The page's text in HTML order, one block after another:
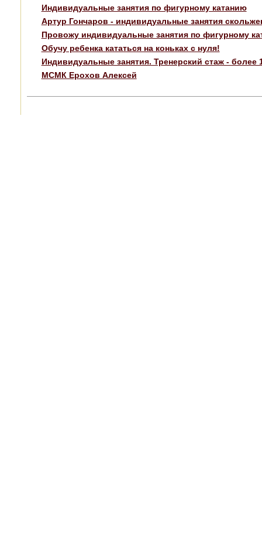
Индивидуальные занятия по фигурному катанию
Артур Гончаров - индивидуальные занятия
Провожу индивидуальные занятия по фигурному
Обучу ребенка кататься на коньках с нуля!
Индивидуальные занятия. Тренерский стаж -
МСМК Ерохов Алексей